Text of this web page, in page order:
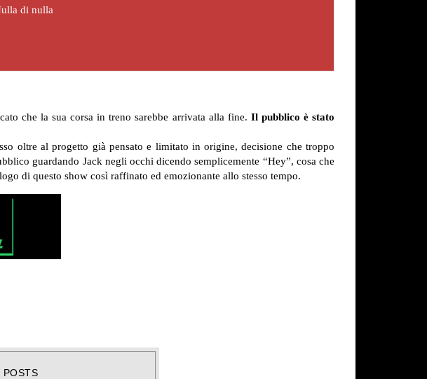
di nulla
che la sua corsa in treno sarebbe arrivata alla fine. Il pubblico è stato
oltre al progetto già pensato e limitato in origine, decisione che troppo
guardando Jack negli occhi dicendo semplicemente “Hey”, cosa che
di questo show così raffinato ed emozionante allo stesso tempo.
POSTS